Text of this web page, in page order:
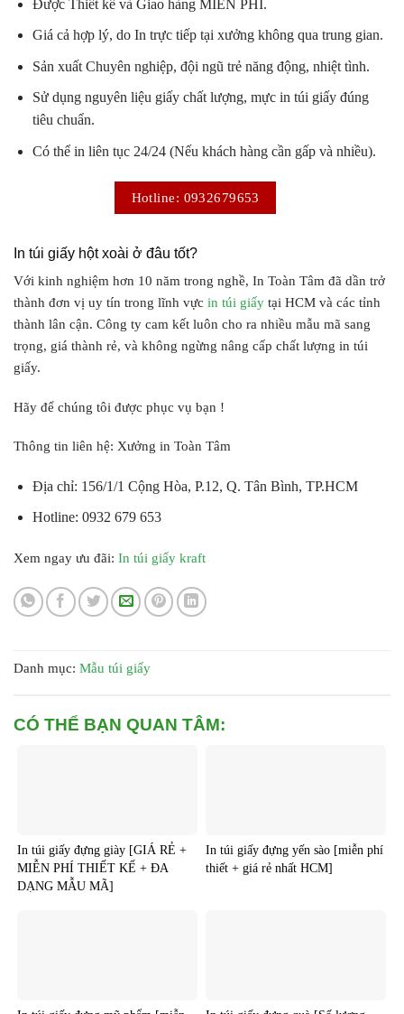
Được Thiết kế và Giao hàng MIỄN PHÍ.
Giá cả hợp lý, do In trực tiếp tại xưởng không qua trung gian.
Sản xuất Chuyên nghiệp, đội ngũ trẻ năng động, nhiệt tình.
Sử dụng nguyên liệu giấy chất lượng, mực in túi giấy đúng
tiêu chuẩn.
Có thể in liên tục 24/24 (Nếu khách hàng cần gấp và nhiều).
Hotline: 0932679653
In túi giấy hột xoài ở đâu tốt?
Với kinh nghiệm hơn 10 năm trong nghề, In Toàn Tâm đã dần trở
thành đơn vị uy tín trong lĩnh vực in túi giấy tại HCM và các tỉnh
thành lân cận. Công ty cam kết luôn cho ra nhiều mẫu mã sang
trọng, giá thành rẻ, và không ngừng nâng cấp chất lượng in túi
giấy.
Hãy để chúng tôi được phục vụ bạn !
Thông tin liên hệ: Xưởng in Toàn Tâm
Địa chỉ: 156/1/1 Cộng Hòa, P.12, Q. Tân Bình, TP.HCM
Hotline: 0932 679 653
Xem ngay ưu đãi: In túi giấy kraft
Danh mục: Mẫu túi giấy
CÓ THỂ BẠN QUAN TÂM:
In túi giấy đựng giày [GIÁ RẺ +
MIỄN PHÍ THIẾT KẾ + ĐA
DẠNG MẪU MÃ]
In túi giấy đựng yến sào [miễn phí
thiết + giá rẻ nhất HCM]